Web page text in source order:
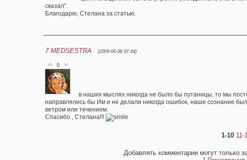
сказал".
Благодарю, Стелана за статью.
7 MEDSESTRA (2009-06-08 07:44)
0
в наших мыслях никогда не было бы путаницы, то мы
направлялись бы Им и не делали никогда ошибок, наше сознание
ветром или течением.
Спасибо , Стелана!!!
1-10 11-
Добавлять комментарии могут только